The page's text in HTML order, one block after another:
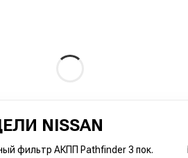
NISSAN
фильтр АКПП Pathfinder 3 пок.